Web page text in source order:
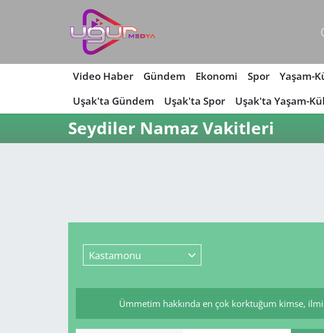
Video Haber Gündem Ekonomi Spor Yaşam-
Uşak'ta Gündem
Uşak'ta Spor Uşak'ta Yaşam-
Seydiler Namaz Vakitleri
Kastamonu
Ümmetim hakkında en çok korktuğum kimse,
Nöbetçi Eczaneler
Hava Durumu
Namaz Vakitleri
Trafik Durumu
Son Dakika Haberleri
Haber Arşivi